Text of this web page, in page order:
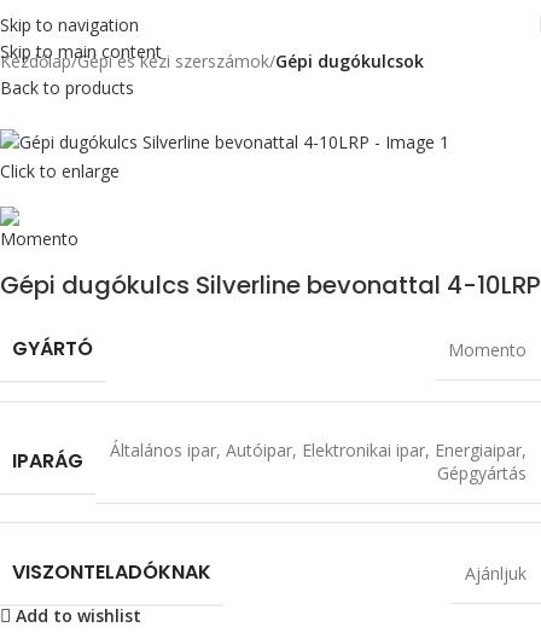
Skip to navigation
Skip to main content
Kezdőlap Gépi és kézi szerszámok Gépi dugókulcsok
Back to products
Click to enlarge
Gépi dugókulcs Silverline bevonattal 4-10LRP
GYÁRTÓ Momento
IPARÁG Általános ipar, Autóipar, Elektronikai ipar, Energiaipar,
Gépgyártás
VISZONTELADÓKNAK
Ajánljuk
Add to wishlist